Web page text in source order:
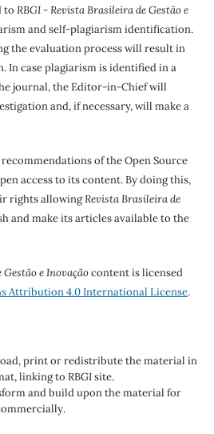
to RBGI - Revista Brasileira de Gestão e
and self-plagiarism identification.
the evaluation process will result in
In case plagiarism is identified in a
journal, the Editor-in-Chief will
and, if necessary, will make a
of the Open Source
access to its content. By doing this,
rights allowingRevista Brasileira de
and make its articles available to the
e Inovaçãocontent is licensed
Attribution 4.0 International License.
print or redistribute the material in
linking to RBGI site.
and build upon the material for